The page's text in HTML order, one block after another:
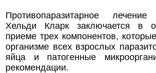
Противопаразитарное
Хельди Кларк заключается в
приеме трех компонентов,
организме всех взрослых
яйца и патогенные
рекомендации.